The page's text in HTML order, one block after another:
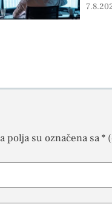
polja su označena sa*